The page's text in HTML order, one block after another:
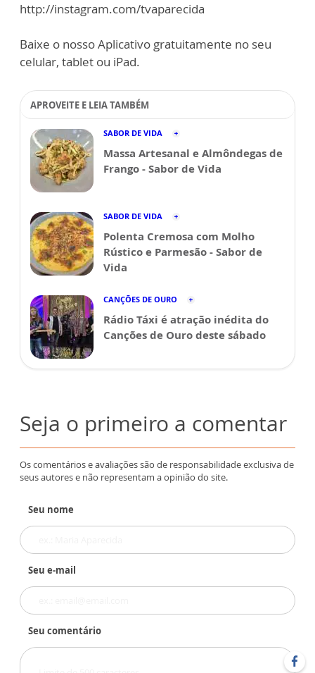
http://instagram.com/tvaparecida
Baixe o nosso Aplicativo gratuitamente no seu
celular, tablet ou iPad.
APROVEITE E LEIA TAMBÉM
SABOR DE VIDA
Massa Artesanal e Almôndegas de
Frango - Sabor de Vida
SABOR DE VIDA
Polenta Cremosa com Molho
Rústico e Parmesão - Sabor de
Vida
CANÇÕES DE OURO
Rádio Táxi é atração inédita do
Canções de Ouro deste sábado
Seja o primeiro a comentar
Os comentários e avaliações são de responsabilidade exclusiva de
seus autores e não representam a opinião do site.
Seu nome
Seu e-mail
Seu comentário